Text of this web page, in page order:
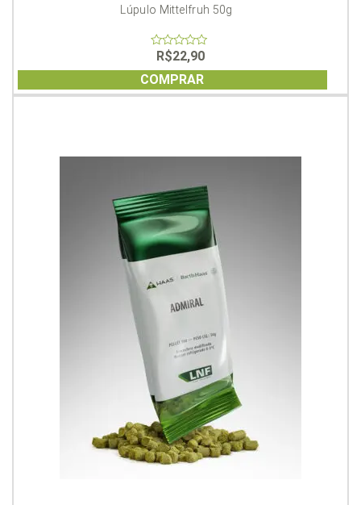
Lúpulo Mittelfruh 50g
out
of
5
R$22,90
COMPRAR